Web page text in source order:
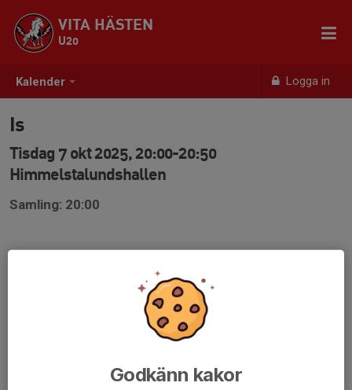
Kalender Logga in
VITA HÄSTEN
U20
Is
Tisdag 7 okt 2025, 20:00-20:50
Himmelstalundshallen
Samling: 20:00
Godkänn kakor